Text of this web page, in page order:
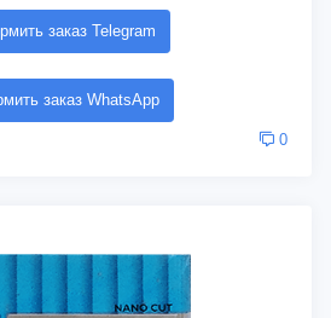
заказ Telegram
заказ WhatsApp
0